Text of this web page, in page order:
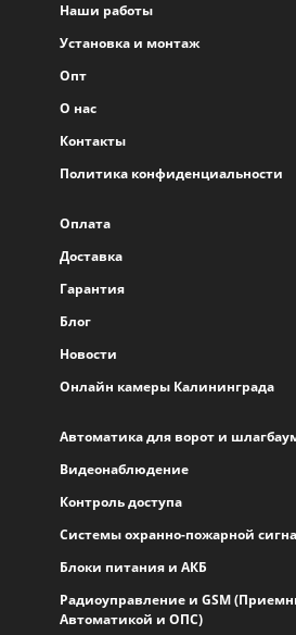
Наши работы
Установка и монтаж
Опт
О нас
Контакты
Политика конфиденциальности
Оплата
Доставка
Гарантия
Блог
Новости
Онлайн камеры Калининграда
Автоматика для ворот и
Видеонаблюдение
Контроль доступа
Системы охранно-пожарной
Блоки питания и АКБ
Радиоуправление и GSM
Автоматикой и ОПС)